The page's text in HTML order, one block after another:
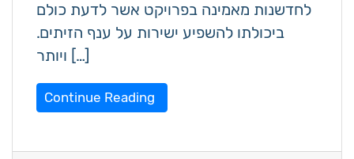
לחדשנות מאמינה בפרויקט אשר לדעת כולם
ביכולתו להשפיע ישירות על ענף הזיתים.
ויותר […]
Continue Reading